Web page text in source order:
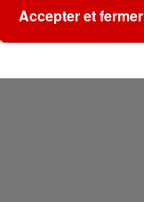
Accepter et fermer